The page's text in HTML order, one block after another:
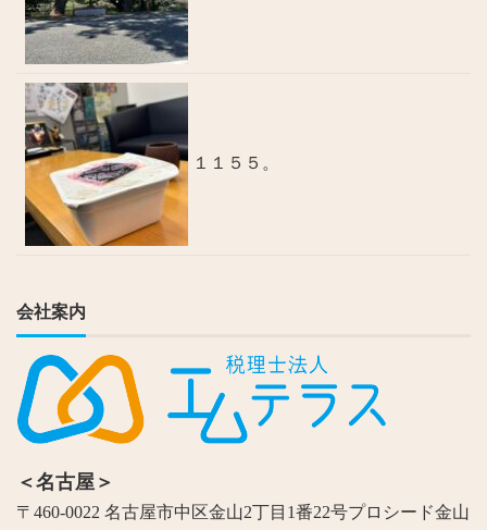
１１５５。
会社案内
＜名古屋＞
〒460-0022 名古屋市中区金山2丁目1番22号プロシード金山